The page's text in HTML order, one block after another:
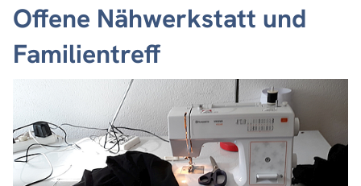
Offene Nähwerkstatt und
Familientreff